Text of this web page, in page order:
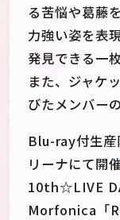
る苦悩や葛藤
力強い姿を表
発見できる一
また、ジャケ
びたメンバー
Blu-ray付生産
リーナにて開
10th☆LIVE
Morfonica「